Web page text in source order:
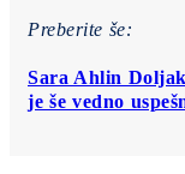
Preberite še:
Sara Ahlin
je še vedno